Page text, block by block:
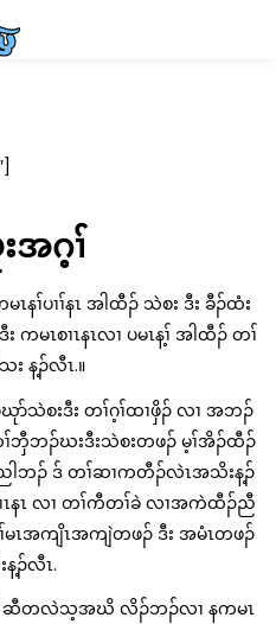
အဂ့ၢ်
နၢ်ပၢၢ်နၤ အါထီၣ် သဲစး ဒီး ခီၣ်ထံး
မၤစၢၤနၤလၢ ပမၤန့ၢ် အါထီၣ် တၢ်
း န့ၣ်လီၤ.။
ာ်သဲစးဒီး တၢ်ဂ့ၢ်ထၢဖှိၣ် လၢ အဘၣ်
ၢ်ဘှီဘၣ်ဃးဒီးသဲစးတဖၣ် မ့ၢ်အိၣ်ထီၣ်
ညါဘၣ် ဒ် တၢ်ဆၢကတီၣ်လဲၤအသိးန့ၣ်
ၤနၤ လၢ တၢ်ကီတၢ်ခဲ လၢအကဲထီၣ်ညီ
မၤအကျိၤအကျဲတဖၣ် ဒီး အမံၤတဖၣ်
န့ၣ်လီၤ.
ဆီတလဲသ့အဃိ လိၣ်ဘၣ်လၢ နကမၤ
to login.